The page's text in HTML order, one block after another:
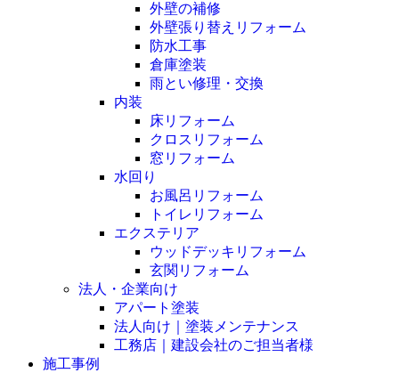
外壁の補修
外壁張り替えリフォーム
防水工事
倉庫塗装
雨とい修理・交換
内装
床リフォーム
クロスリフォーム
窓リフォーム
水回り
お風呂リフォーム
トイレリフォーム
エクステリア
ウッドデッキリフォーム
玄関リフォーム
法人・企業向け
アパート塗装
法人向け｜塗装メンテナンス
工務店｜建設会社のご担当者様
施工事例